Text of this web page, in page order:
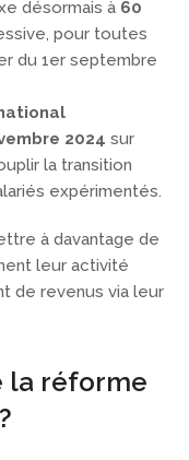
désormais à 60
pour toutes
du 1er septembre
2024 sur
la transition
expérimentés.
à davantage de
leur activité
de revenus via leur
la réforme